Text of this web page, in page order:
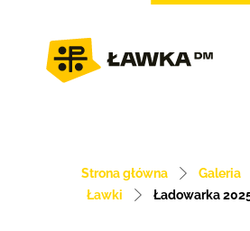
Strona główna Galeria
Ławki
Ładowarka